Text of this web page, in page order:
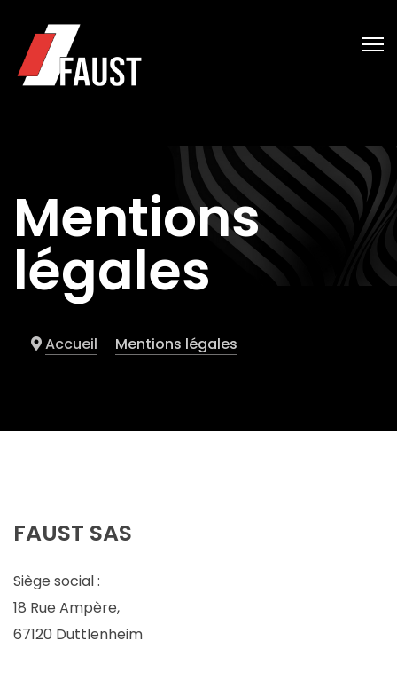
Mentions
légales
Accueil Mentions légales
FAUST SAS
Siège social :
18 Rue Ampère,
67120 Duttlenheim